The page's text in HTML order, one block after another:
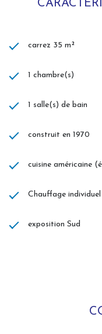
carrez 35 m²
1 chambre(s)
1 salle(s) de bain
construit en 1970
cuisine américaine
Chauffage
exposition Sud